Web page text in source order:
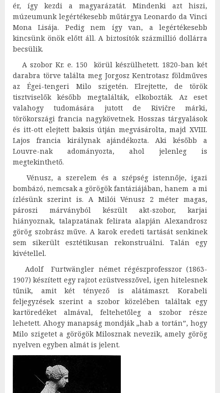
ér, így kezdi a magyarázatát. Mindenki azt hiszi,
múzeumunk legértékesebb műtárgya Leonardo da Vinci
Mona Lisája. Pedig nem így van, a legértékesebb
kincsünk önök előtt áll. A biztosítók százmillió dollárra
becsülik.
A szobor Kr. e. 150 körül készülhetett. 1820-ban két
darabra törve találta meg Jorgosz Kentrotasz földműves
az Égei-tengeri Milo szigetén. Elrejtette, de török
tisztviselők később megtalálták, elkobozták. Az eset
valahogy tudomására jutott de Rivičre márki,
törökországi francia nagykövetnek. Hosszas tárgyalások
és itt-ott elejtett baksis útján megvásárolta, majd XVIII.
Lajos francia királynakajándékozta. Aki később a
Louvre-nak adományozta, ahol jelenleg is
megtekinthető.
Vénusz, a szerelem és a szépség istennője, igazi
bombázó, nemcsak a görögök fantáziájában, hanem a mi
ízlésünk szerint is. A Milói Vénusz 2 méter magas,
pároszi márványból készült akt-szobor, karjai
hiányoznak, talapzatának felirata alapján Alexandrosz
görög szobrász műve. A karok eredeti tartását senkinek
sem sikerült esztétikusan rekonstruálni. Talán egy
kivétellel.
Adolf Furtwängler német régészprofesszor (1863-
1907) készített egy rajzot ezüstvesszővel, igen hitelesnek
tűnik, amit két tényező is alátámaszt. Korabeli
feljegyzések szerint a szobor közelében találtak egy
kartöredéket almával, feltehetőleg a szobor része
lehetett. Ahogy manapság mondják „hab a tortán”, hogy
Milo szigetet a görögök Milosznak nevezik, amely görög
nyelven egyben almát is jelent.